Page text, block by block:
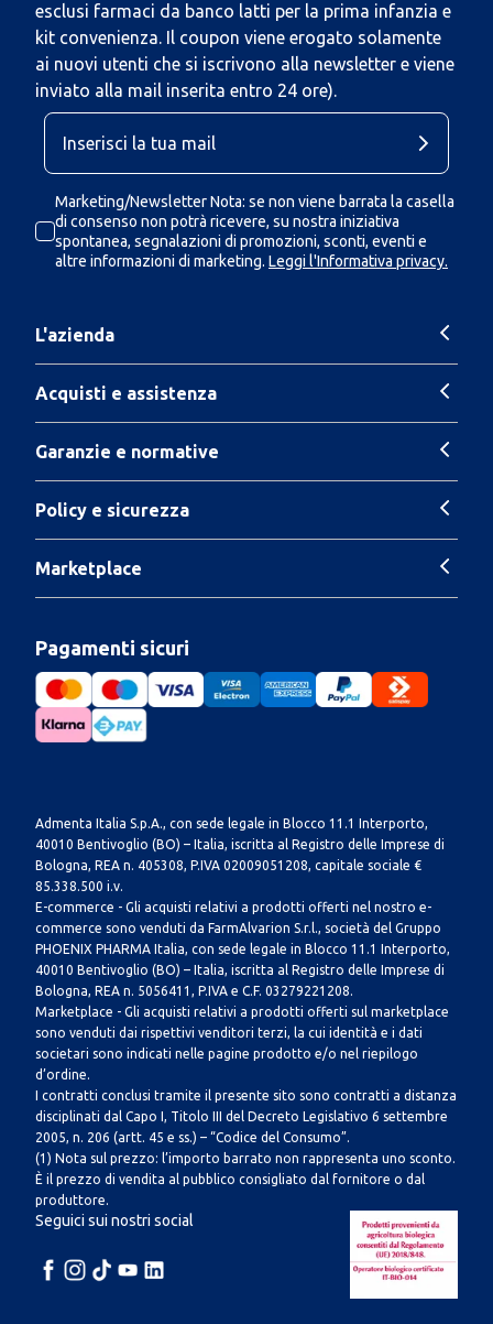
esclusi farmaci da banco latti per la prima infanzia e
kit convenienza. Il coupon viene erogato solamente
ai nuovi utenti che si iscrivono alla newsletter e viene
inviato alla mail inserita entro 24 ore).
Marketing/Newsletter Nota: se non viene barrata la casella
di consenso non potrà ricevere, su nostra iniziativa
spontanea, segnalazioni di promozioni, sconti, eventi e
altre informazioni di marketing. Leggi l'Informativa privacy.
L'azienda
Acquisti e assistenza
Garanzie e normative
Policy e sicurezza
Marketplace
Pagamenti sicuri
Admenta Italia S.p.A., con sede legale in Blocco 11.1 Interporto,
40010 Bentivoglio (BO) – Italia, iscritta al Registro delle Imprese di
Bologna, REA n. 405308, P.IVA 02009051208, capitale sociale €
85.338.500 i.v.
E-commerce - Gli acquisti relativi a prodotti offerti nel nostro e-
commerce sono venduti da FarmAlvarion S.r.l., società del Gruppo
PHOENIX PHARMA Italia, con sede legale in Blocco 11.1 Interporto,
40010 Bentivoglio (BO) – Italia, iscritta al Registro delle Imprese di
Bologna, REA n. 5056411, P.IVA e C.F. 03279221208.
Marketplace - Gli acquisti relativi a prodotti offerti sul marketplace
sono venduti dai rispettivi venditori terzi, la cui identità e i dati
societari sono indicati nelle pagine prodotto e/o nel riepilogo
d’ordine.
I contratti conclusi tramite il presente sito sono contratti a distanza
disciplinati dal Capo I, Titolo III del Decreto Legislativo 6 settembre
2005, n. 206 (artt. 45 e ss.) – “Codice del Consumo”.
(1) Nota sul prezzo: l’importo barrato non rappresenta uno sconto.
È il prezzo di vendita al pubblico consigliato dal fornitore o dal
produttore.
Seguici sui nostri social